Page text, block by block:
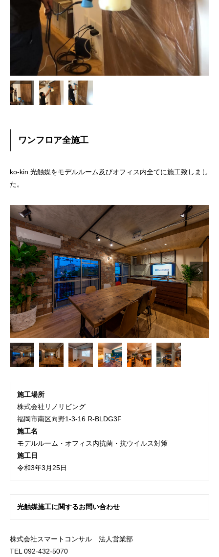
ワンフロア全施工
ko-kin.光触媒をモデルルーム及びオフィス内全てに施工致しまし
た。

施工場所
株式会社リノリビング
福岡市南区向野1-3-16 R-BLDG3F
施工名
モデルルーム・オフィス内抗菌・抗ウイルス対策
施工日
令和3年3月25日
光触媒施工に関するお問い合わせ
株式会社スマートコンサル 法人営業部
TEL 092-432-5070